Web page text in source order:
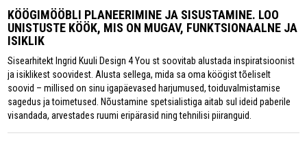
KÖÖGIMÖÖBLI PLANEERIMINE JA SISUSTAMINE. LOO
UNISTUSTE KÖÖK, MIS ON MUGAV, FUNKTSIONAALNE JA
ISIKLIK
Sisearhitekt Ingrid Kuuli Design 4 You st soovitab alustada inspiratsioonist
ja isiklikest soovidest. Alusta sellega, mida sa oma köögist tõeliselt
soovid – millised on sinu igapäevased harjumused, toiduvalmistamise
sagedus ja toimetused. Nõustamine spetsialistiga aitab sul ideid paberile
visandada, arvestades ruumi eripärasid ning tehnilisi piiranguid.